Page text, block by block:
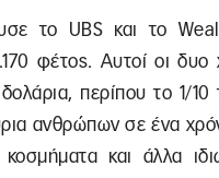
το UBS και το
φέτος. Αυτοί οι δυο
περίπου το 1/
ανθρώπων σε ένα
και άλλα